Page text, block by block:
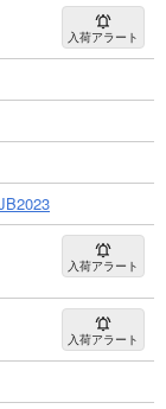
入荷アラート
入荷アラート
入荷アラート